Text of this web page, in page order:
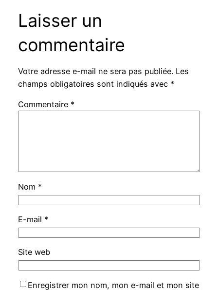
Laisser un
commentaire
Votre adresse e-mail ne sera pas publiée. Les
champs obligatoires sont indiqués avec *
Commentaire *
Nom *
E-mail *
Site web
Enregistrer mon nom, mon e-mail et mon site